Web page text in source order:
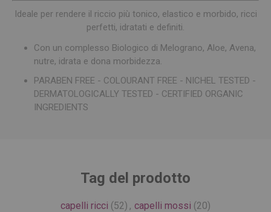
Ideale per rendere il riccio più tonico, elastico e morbido, ricci
perfetti, idratati e definiti.
Con un complesso Biologico di Melograno, Aloe, Avena,
nutre, idrata e dona morbidezza.
PARABEN FREE - COLOURANT FREE - NICHEL TESTED -
DERMATOLOGICALLY TESTED - CERTIFIED ORGANIC
INGREDIENTS
Tag del prodotto
capelli ricci (52) , capelli mossi (20)